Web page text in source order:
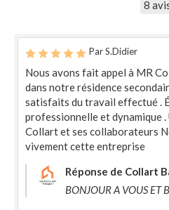
8
Par S.Didier
Nous avons fait appel à MR
dans notre résidence
satisfaits du travail effectué .
professionnelle et dynamique .
Collart et ses collaborateurs
vivement cette entreprise
Réponse de Collart
BONJOUR A VOUS ET